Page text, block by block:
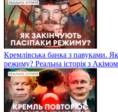
Кремлівська банка з павуками.
режиму? Реальна історія з